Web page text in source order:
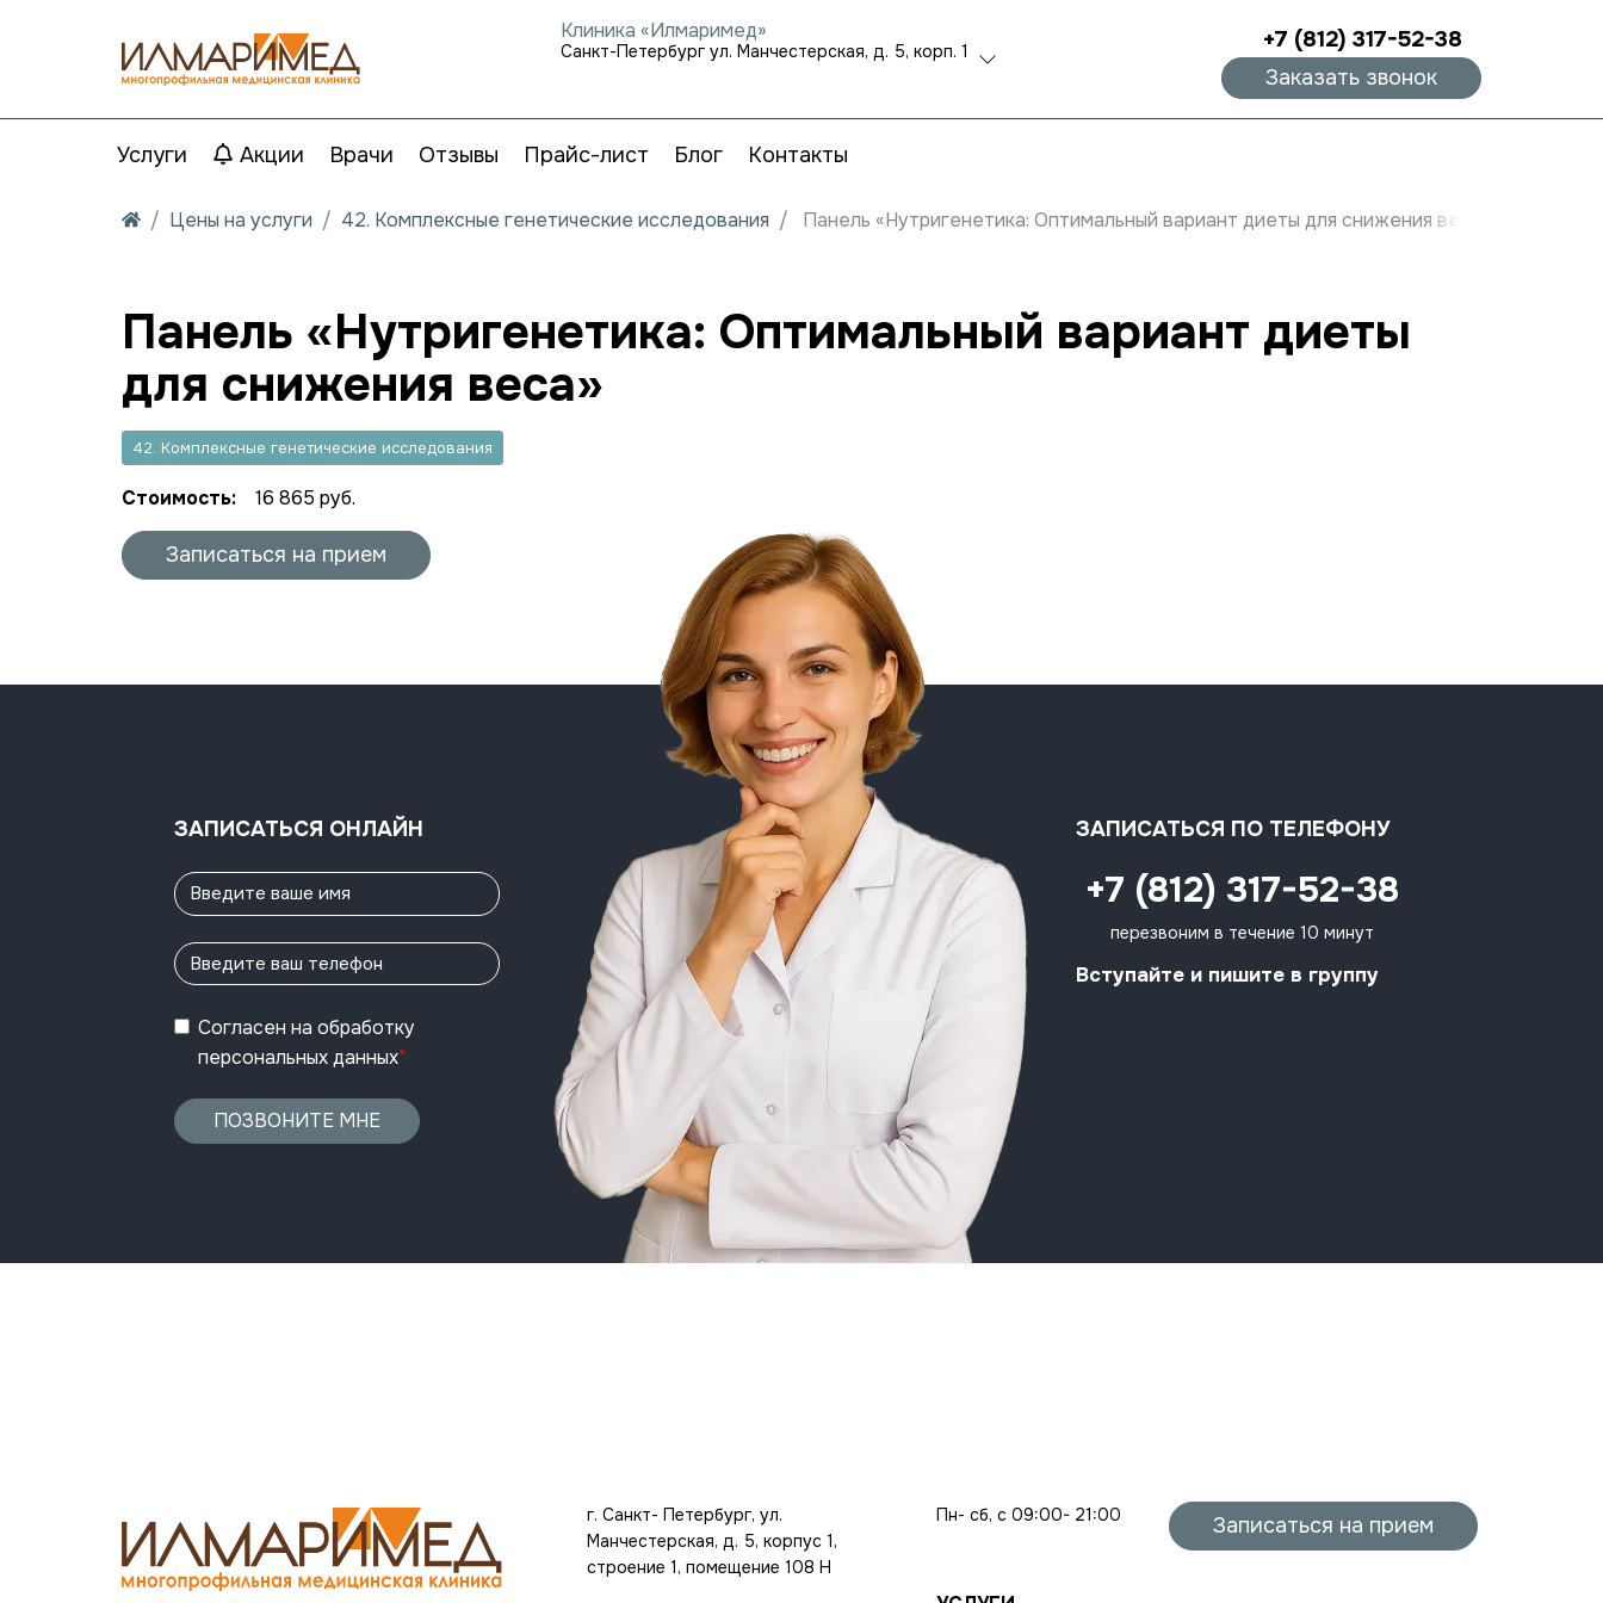
Клиника «Илмаримед»
Санкт-Петербург ул. Манчестерская, д. 5, корп. 1 +7 (812) 317-52-38
Заказать звонок
Услуги Акции Врачи Отзывы Прайс-лист Блог Контакты
Цены на услуги 42. Комплексные генетические исследования Панель «Нутригенетика: Оптимальный вариант диеты для снижения веса»
Панель «Нутригенетика: Оптимальный вариант диеты
для снижения веса»
42. Комплексные генетические исследования
Стоимость: 16 865 руб.
Записаться на прием
ЗАПИСАТЬСЯ ОНЛАЙН
Согласен на обработку
персональных данных*
ПОЗВОНИТЕ МНЕ
ЗАПИСАТЬСЯ ПО ТЕЛЕФОНУ
+7 (812) 317-52-38
перезвоним в течение 10 минут
Вступайте и пишите в группу
г. Санкт- Петербург, ул.
Манчестерская, д. 5, корпус 1,
строение 1, помещение 108 Н
Пн- сб, с 09:00- 21:00 Записаться на прием